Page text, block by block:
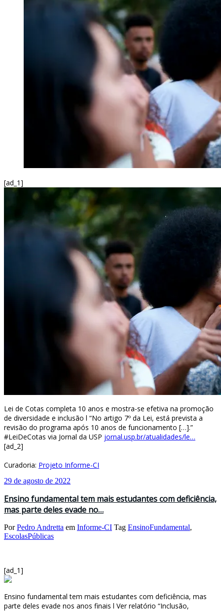
[ad_1]
Lei de Cotas completa 10 anos e mostra-se efetiva na promoção
de diversidade e inclusão l “No artigo 7º da Lei, está prevista a
revisão do programa após 10 anos de funcionamento […].”
#LeiDeCotas via Jornal da USP jornal.usp.br/atualidades/le…
[ad_2]
Curadoria: Projeto Informe-CI
29 de agosto de 2022
Ensino fundamental tem mais estudantes com deficiência,
mas parte deles evade no…
PorPedro Andretta em Informe-CI Tag EnsinoFundamental,
EscolasPúblicas
[ad_1]
Ensino fundamental tem mais estudantes com deficiência, mas
parte deles evade nos anos finais l Ver relatório “Inclusão,